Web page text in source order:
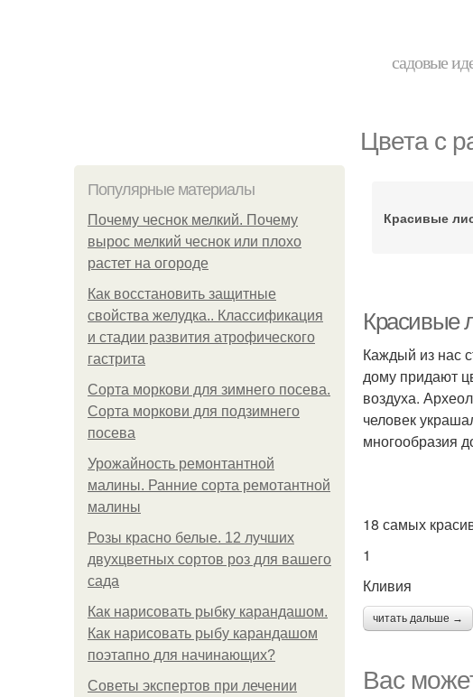
садовые
Цвета с
Популярные материалы
Почему чеснок мелкий. Почему
вырос мелкий чеснок или плохо
растет на огороде
Как восстановить защитные
свойства желудка.. Классификация
и стадии развития атрофического
гастрита
Сорта моркови для зимнего посева.
Сорта моркови для подзимнего
посева
Урожайность ремонтантной
малины. Ранние сорта ремотантной
малины
Розы красно белые. 12 лучших
двухцветных сортов роз для вашего
сада
Как нарисовать рыбку карандашом.
Как нарисовать рыбу карандашом
поэтапно для начинающих?
Советы экспертов при лечении
Красивые
Красивые
Каждый из нас
дому придают
воздуха.
человек
многообразия
18 самых
1
Кливия
читать дальше →
Вас